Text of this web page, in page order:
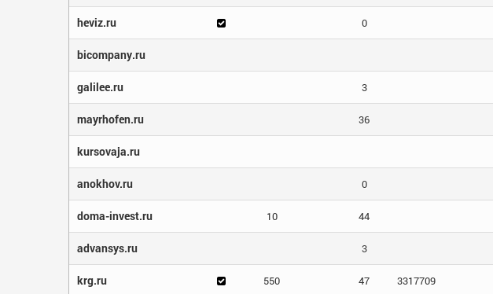
heviz.ru 0
bicompany.ru
galilee.ru 3
mayrhofen.ru 36
kursovaja.ru
anokhov.ru 0
doma-invest.ru 10 44
advansys.ru 3
krg.ru 550 47 3317709